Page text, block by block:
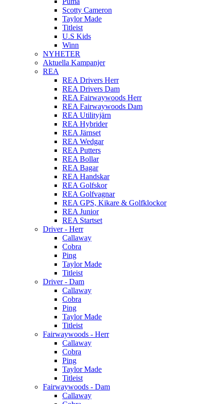
Scotty Cameron
Taylor Made
Titleist
U.S Kids
Winn
NYHETER
Aktuella Kampanjer
REA
REA Drivers Herr
REA Drivers Dam
REA Fairwaywoods Herr
REA Fairwaywoods Dam
REA Utilityjärn
REA Hybrider
REA Järnset
REA Wedgar
REA Putters
REA Bollar
REA Bagar
REA Handskar
REA Golfskor
REA Golfvagnar
REA GPS, Kikare & Golfklockor
REA Junior
REA Startset
Driver - Herr
Callaway
Cobra
Ping
Taylor Made
Titleist
Driver - Dam
Callaway
Cobra
Ping
Taylor Made
Titleist
Fairwaywoods - Herr
Callaway
Cobra
Ping
Taylor Made
Titleist
Fairwaywoods - Dam
Callaway